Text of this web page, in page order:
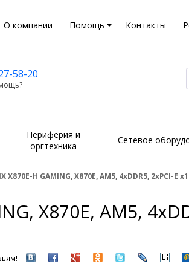
О компании Помощь Контакты
58-20
Периферия и
оргтехника
Сетевое
X870E-H GAMING, X870E, AM5, 4xDDR5, 2xPCI-E
X870E, AM5,